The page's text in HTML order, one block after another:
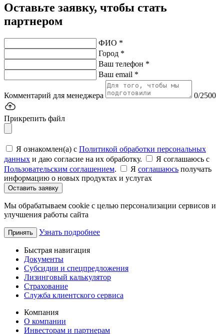
Оставьте заявку, чтобы стать
партнером
ФИО *
Город *
Ваш телефон *
Ваш email *
Комментарий для менеджера 0/2500
Прикрепить файл
Я ознакомлен(а) с Политикой обработки персональных
данных и даю согласие на их обработку.
Я соглашаюсь c
Пользовательским соглашением. Я соглашаюсь получать
информацию о новых продуктах и услугах
Оставить заявку
Мы обрабатываем cookie с целью персонализации сервисов и
улучшения работы сайта
Принять Узнать подробнее
Быстрая навигация
Документы
Субсидии и спецпредложения
Лизинговый калькулятор
Страхование
Служба клиентского сервиса
Компания
О компании
Инвесторам и партнерам